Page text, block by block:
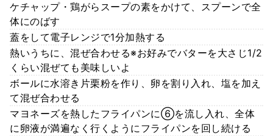
ケチャップ・鶏がらスープの素をかけて、スプーンで全
体にのばす
蓋をして電子レンジで1分加熱する
熱いうちに、混ぜ合わせる※お好みでバターを大さじ1/2
くらい混ぜても美味しいよ
ボールに水溶き片栗粉を作り、卵を割り入れ、塩を加え
て混ぜ合わせる
マヨネーズを熱したフライパンに⑥を流し入れ、全体
に卵液が満遍なく行くようにフライパンを回し続ける